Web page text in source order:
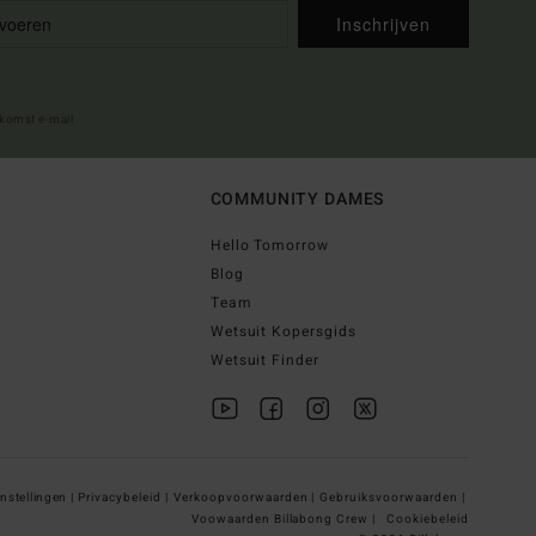
Inschrijven
COMMUNITY DAMES
Hello Tomorrow
Blog
Team
Wetsuit Kopersgids
Wetsuit Finder
| Privacybeleid | Verkoopvoorwaarden | Gebruiksvoorwaarden |
Voowaarden Billabong Crew |
Cookiebeleid